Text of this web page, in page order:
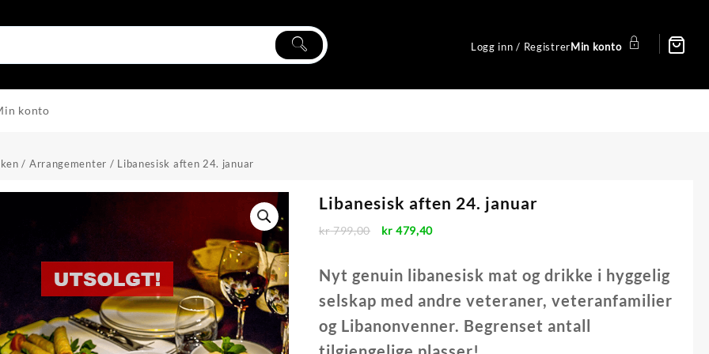
Logg inn / RegistrerMin konto
konto
/ Arrangementer / Libanesisk aften 24. januar
Libanesisk aften 24. januar
kr799,00
Opprinnelig
kr 799,00.
kr 479,40Nåværende
kr 479,40.
Nyt genuin libanesisk mat og drikke i hyggelig
selskap med andre veteraner, veteranfamilier
og Libanonvenner. Begrenset antall